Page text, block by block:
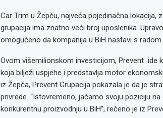
Car Trim u Žepču, najveća pojedinačna lokacija,
grupacija ima znatno veći broj uposlenika.
omogućeno da kompanija u BiH nastavi s
Ovom višemilionskom investicijom, Prevent ide
koja bilježi uspjehe i predstavlja motor
iz Žepča, Prevent Grupacija pokazala je da je
privrede. “Istovremeno, jačamo svoju poziciju
konkurentnu proizvodnju u BiH”, rečeno je iz